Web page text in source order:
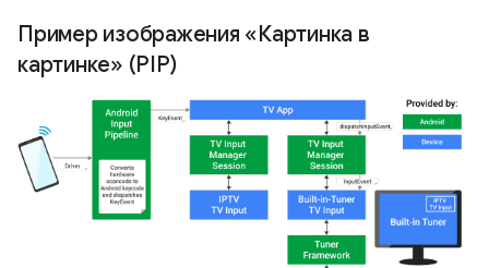
Пример изображения «Картинка в
картинке» (PIP)